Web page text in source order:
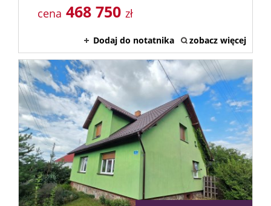
cena 468 750 zł
Dodaj do notatnika zobacz więcej